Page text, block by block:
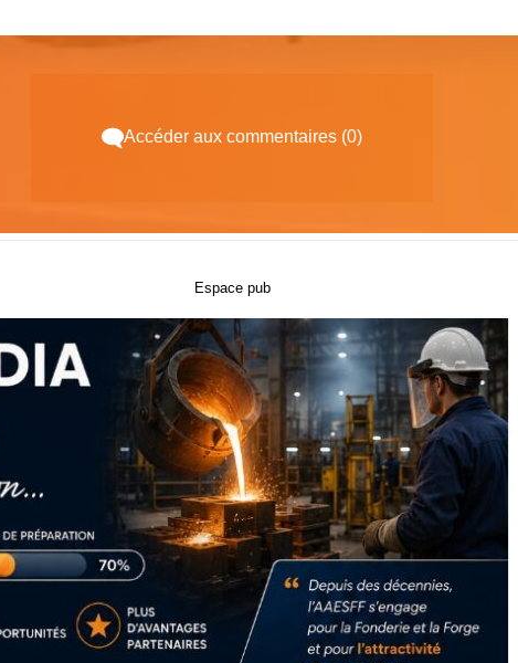
Accéder aux commentaires (0)
Espace pub